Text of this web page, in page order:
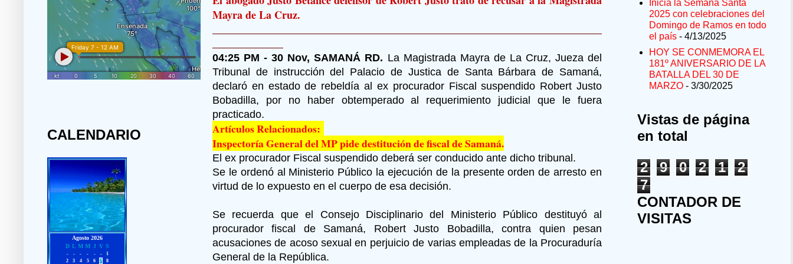
Mayra de La Cruz.
04:25 PM - 30 Nov, SAMANÁ RD. La Magistrada Mayra de La Cruz, Jueza del
Tribunal de instrucción del Palacio de Justica de Santa Bárbara de Samaná,
declaró en estado de rebeldía al ex procurador Fiscal suspendido Robert Justo
Bobadilla, por no haber obtemperado al requerimiento judicial que le fuera
practicado.
Artículos Relacionados:
Inspectoría General del MP pide destitución de fiscal de Samaná.
El ex procurador Fiscal suspendido deberá ser conducido ante dicho tribunal.
Se le ordenó al Ministerio Público la ejecución de la presente orden de arresto en
virtud de lo expuesto en el cuerpo de esa decisión.
Se recuerda que el Consejo Disciplinario del Ministerio Público destituyó al
procurador fiscal de Samaná, Robert Justo Bobadilla, contra quien pesan
acusaciones de acoso sexual en perjuicio de varias empleadas de la Procuraduría
General de la República.
CALENDARIO
Inicia la Semana Santa
2025 con celebraciones del
Domingo de Ramos en todo
el país - 4/13/2025
HOY SE CONMEMORA EL
181º ANIVERSARIO DE LA
BATALLA DEL 30 DE
MARZO - 3/30/2025
Vistas de página
en total
2
9 0 2 1
2
7
CONTADOR DE
VISITAS